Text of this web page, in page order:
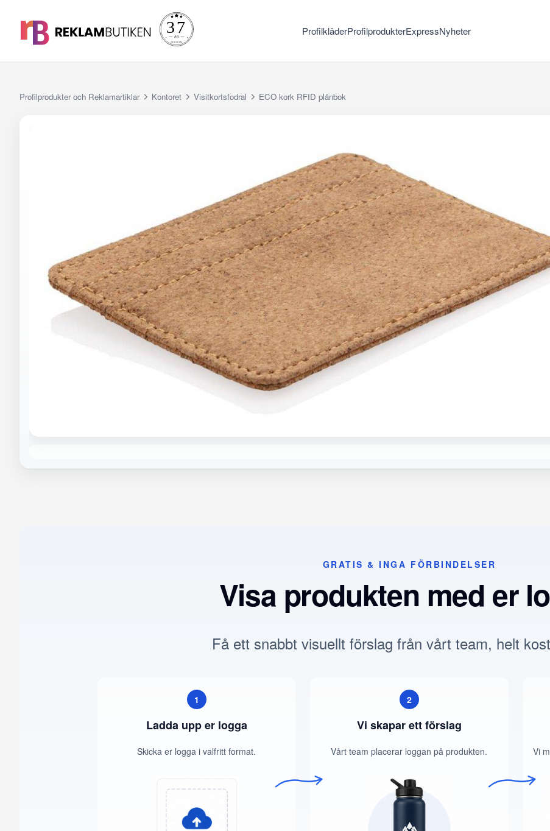
ProfilkläderProfilprodukterExpressNyheter
Profilprodukter och Reklamartiklar Kontoret Visitkortsfodral ECO kork RFID plånbok
GRATIS & INGA FÖRBINDELSER
Visa produkten med er
Få ett snabbt visuellt förslag från vårt team, helt
1
Ladda upp er logga
Skicka er logga i valfritt format.
2
Vi skapar ett förslag
Vårt team placerar loggan på produkten. Vi